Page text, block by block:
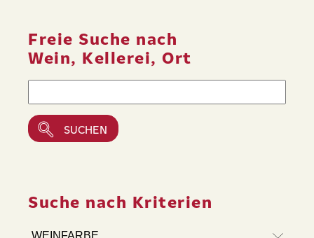
Freie Suche nach
Wein, Kellerei, Ort
Suche nach Kriterien